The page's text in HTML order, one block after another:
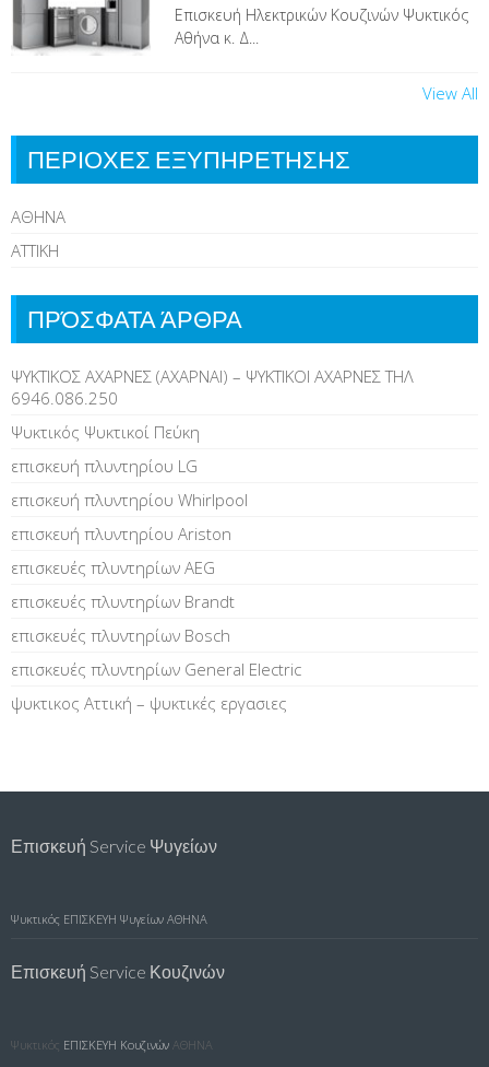
Επισκευή Ηλεκτρικών Κουζινών Ψυκτικός
Αθήνα κ. Δ...
View All
ΠΕΡΙΟΧΕΣ ΕΞΥΠΗΡΕΤΗΣΗΣ
ΑΘΗΝΑ
ΑΤΤΙΚΗ
ΠΡΌΣΦΑΤΑ ΆΡΘΡΑ
ΨΥΚΤΙΚΟΣ ΑΧΑΡΝΕΣ (ΑΧΑΡΝΑΙ) – ΨΥΚΤΙΚΟΙ ΑΧΑΡΝΕΣ ΤΗΛ
6946.086.250
Ψυκτικός Ψυκτικοί Πεύκη
επισκευή πλυντηρίου LG
επισκευή πλυντηρίου Whirlpool
επισκευή πλυντηρίου Ariston
επισκευές πλυντηρίων AEG
επισκευές πλυντηρίων Brandt
επισκευές πλυντηρίων Bosch
επισκευές πλυντηρίων General Electric
ψυκτικος Αττική – ψυκτικές εργασιες
Επισκευή Service Ψυγείων
Ψυκτικός ΕΠΙΣΚΕΥΗ Ψυγείων ΑΘΗΝΑ
Επισκευή Service Κουζινών
Ψυκτικός ΕΠΙΣΚΕΥΗ Κουζινών ΑΘΗΝΑ